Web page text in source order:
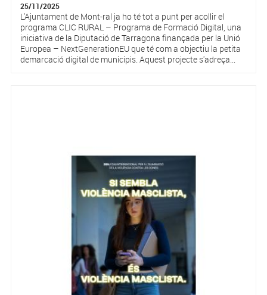
25/11/2025
L'Ajuntament de Mont-ral ja ho té tot a punt per acollir el
programa CLIC RURAL – Programa de Formació Digital, una
iniciativa de la Diputació de Tarragona finançada per la Unió
Europea – NextGenerationEU que té com a objectiu la petita
demarcació digital de municipis. Aquest projecte s'adreça...